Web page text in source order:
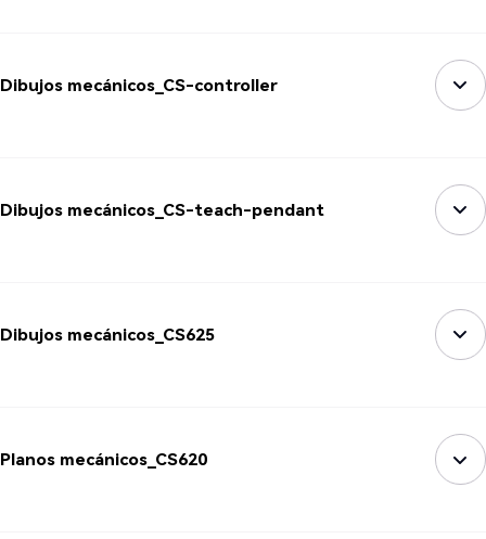
Dibujos mecánicos_CS-controller
Dibujos mecánicos_CS-teach-pendant
Dibujos mecánicos_CS625
Planos mecánicos_CS620